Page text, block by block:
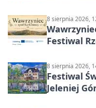
8 sierpnia 2026,
Festiwal
8 sierpnia 2026,
Festiwal
Jeleniej